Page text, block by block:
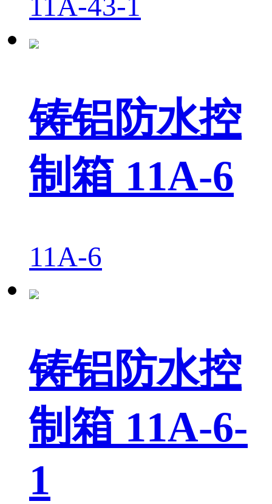
铸铝防水控
制箱 11A-6
11A-6
铸铝防水控
制箱 11A-6-
1